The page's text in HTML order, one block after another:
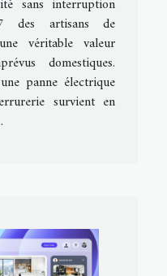
des artisans de
véritable valeur
domestiques.
panne électrique
survient en